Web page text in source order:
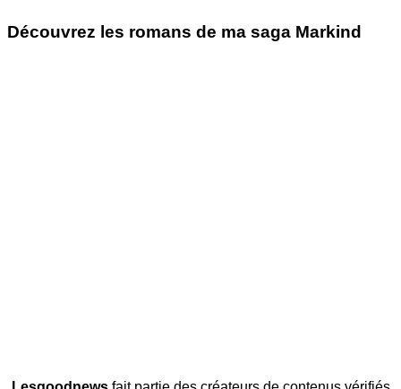
Découvrez les romans de ma saga Markind